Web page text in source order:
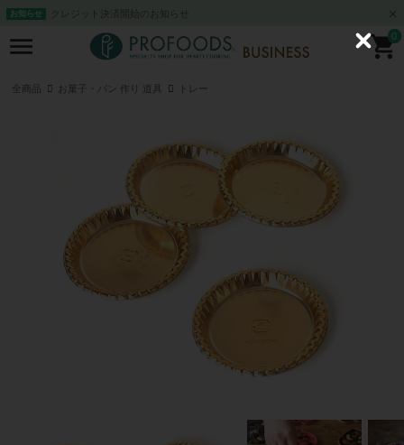
お知らせ クレジット決済開始のお知らせ
0
全商品 お菓子・パン 作り 道具 トレー
C